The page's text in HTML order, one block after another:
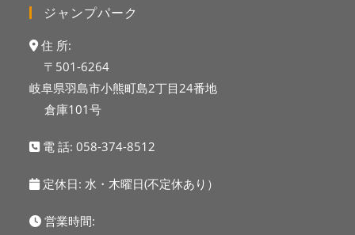
ジャンプパーク
住 所:
〒501-6264
岐阜県羽島市小熊町島2丁目24番地
倉庫101号
電 話:058-374-8512
定休日: 水・木曜日(不定休あり）
営業時間: